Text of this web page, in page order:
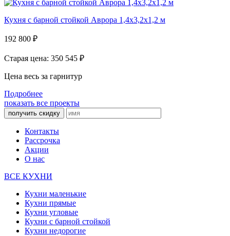
Кухня с барной стойкой Аврора 1,4х3,2х1,2 м
192 800 ₽
Старая цена: 350 545 ₽
Цена весь за гарнитур
Подробнее
показать все проекты
получить скидку
Контакты
Рассрочка
Акции
О нас
ВСЕ КУХНИ
Кухни маленькие
Кухни прямые
Кухни угловые
Кухни с барной стойкой
Кухни недорогие